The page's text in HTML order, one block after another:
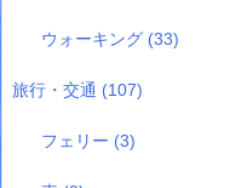
ウォーキング (33)
旅行・交通 (107)
フェリー (3)